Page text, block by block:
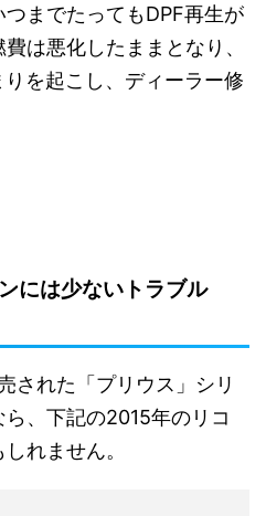
までたってもDPF再生が
は悪化したままとなり、
を起こし、ディーラー修
には少ないトラブル
された「プリウス」シリ
、下記の2015年のリコ
れません。